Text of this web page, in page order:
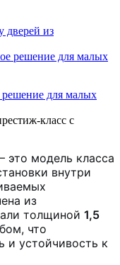
дверей из
для малых
модель класса
внутри
из
толщиной 1,5
что
и устойчивость к